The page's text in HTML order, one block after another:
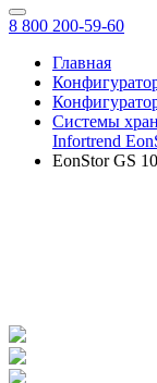
8 800 200-59-60
Главная
Системы
Infortrend
EonStor GS